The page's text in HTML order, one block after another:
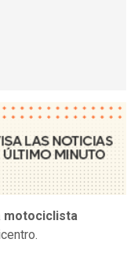
motociclista